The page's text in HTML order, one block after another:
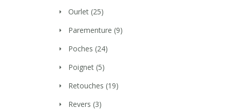
Ourlet (25)
Parementure (9)
Poches (24)
Poignet (5)
Retouches (19)
Revers (3)